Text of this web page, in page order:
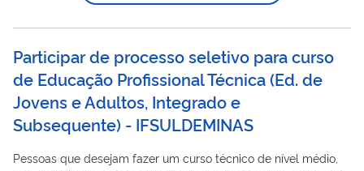
Participar de processo seletivo para curso
de Educação Profissional Técnica (Ed. de
Jovens e Adultos, Integrado e
Subsequente) - IFSULDEMINAS
Pessoas que desejam fazer um curso técnico de nível médio,